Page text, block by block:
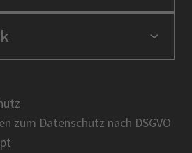
zum Datenschutz nach DSGVO